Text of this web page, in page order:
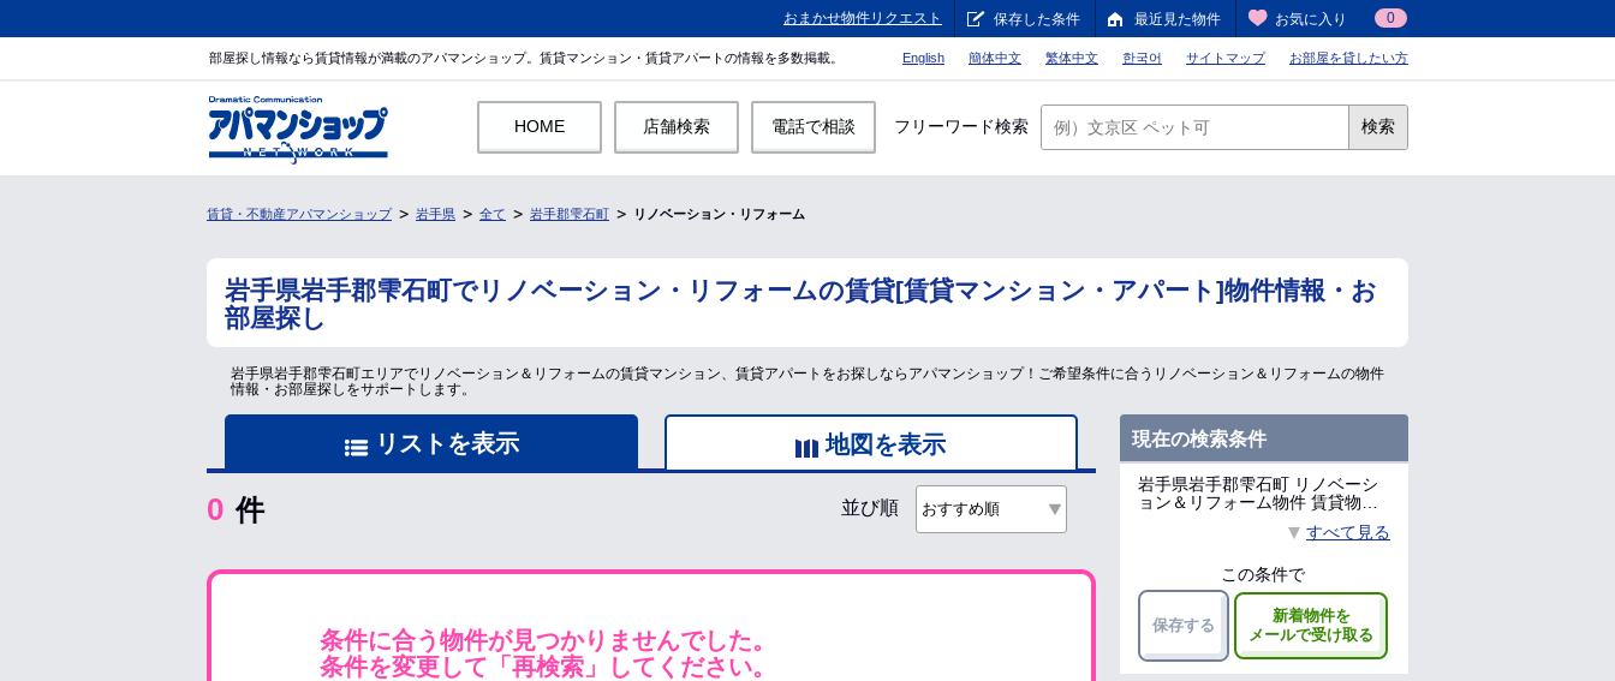
おまかせ物件リクエスト 保存した条件 最近見た物件 お気に入り 0
部屋探し情報なら賃貸情報が満載のアパマンショップ。賃貸マンション・賃貸アパートの情報を多数掲載。 English 簡体中文 繁体中文 한국어 サイトマップ お部屋を貸したい方
HOME 店舗検索 電話で相談 フリーワード検索 検索
賃貸・不動産アパマンショップ 岩手県 全て 岩手郡雫石町 リノベーション・リフォーム
岩手県岩手郡雫石町でリノベーション・リフォームの賃貸[賃貸マンション・アパート]物件情報・お
部屋探し
岩手県岩手郡雫石町エリアでリノベーション＆リフォームの賃貸マンション、賃貸アパートをお探しならアパマンショップ！ご希望条件に合うリノベーション＆リフォームの物件
情報・お部屋探しをサポートします。
リストを表示 地図を表示
0 件 並び順
条件に合う物件が見つかりませんでした。
条件を変更して「再検索」してください。
現在の検索条件
岩手県岩手郡雫石町 リノベーシ
ョン＆リフォーム物件 賃貸物…
すべて見る
この条件で
保存する
新着物件を
メールで受け取る